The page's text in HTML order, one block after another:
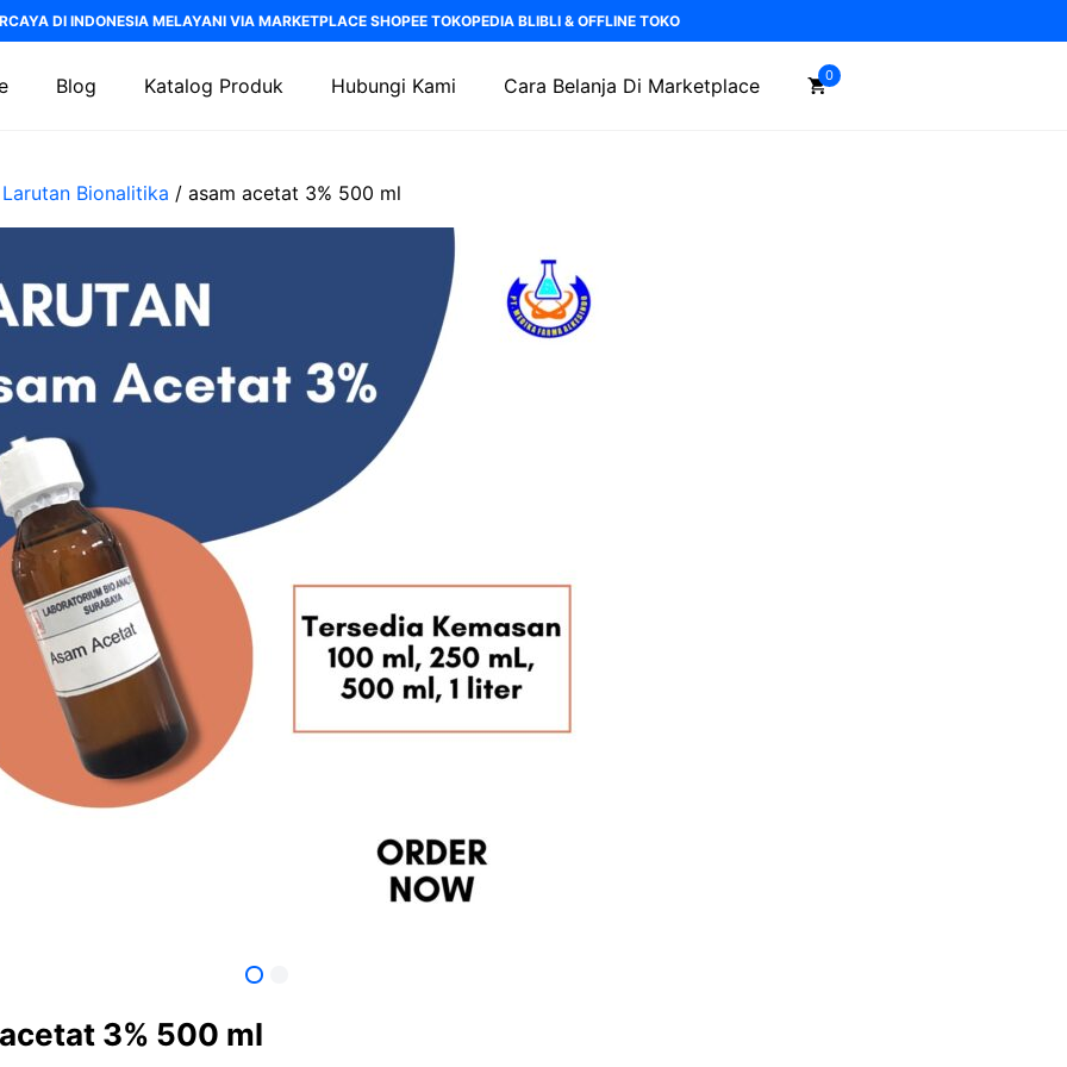
DI INDONESIA MELAYANI VIA MARKETPLACE SHOPEE TOKOPEDIA BLIBLI & OFFLINE TOKO
Blog Katalog Produk Hubungi Kami Cara Belanja Di Marketplace 0
Larutan Bionalitika / asam acetat 3% 500 ml
3% 500 ml